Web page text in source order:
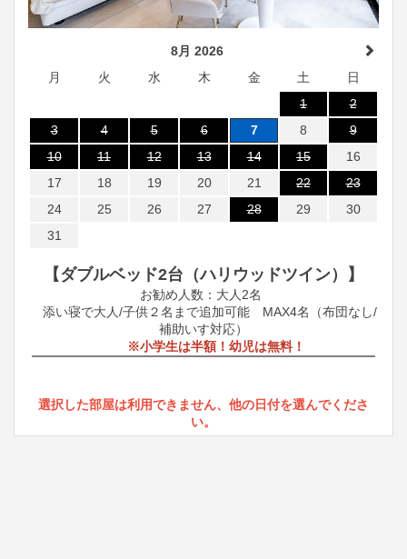
8月 2026
月
火 水 木 金 土
日
1
2
3
4 5 6 7 8
9
10
11 12 13 14 15
16
17
18 19 20 21 22
23
24
25 26 27 28 29
30
31
【ダブルベッド2台（ハリウッドツイン）】
お勧め人数：大人2名
添い寝で大人/子供２名まで追加可能 MAX4名（布団なし/
補助いす対応）
※小学生は半額！幼児は無料！
選択した部屋は利用できません、他の日付を選んでくださ
い。